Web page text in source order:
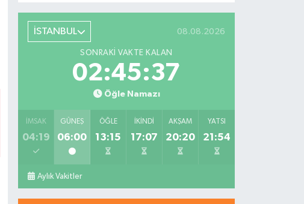
İSTANBUL 08.08.2026
SONRAKI VAKTE KALAN
02:45:36
Öğle Namazı
İMSAK
04:19
GÜNEŞ
06:00
ÖĞLE
13:15
İKINDI
17:07
AKŞAM
20:20
YATSI
21:54
Aylık Vakitler